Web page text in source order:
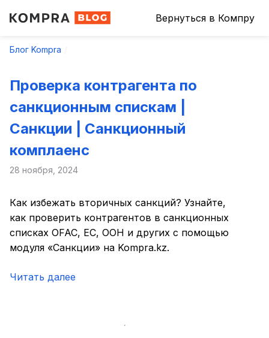
Вернуться в Компру
Блог Kompra
Проверка контрагента по
санкционным спискам |
Санкции | Санкционный
комплаенс
28 ноября, 2024
Как избежать вторичных санкций? Узнайте,
как проверить контрагентов в санкционных
списках OFAC, ЕС, ООН и других с помощью
модуля «Санкции» на Kompra.kz.
Читать далее